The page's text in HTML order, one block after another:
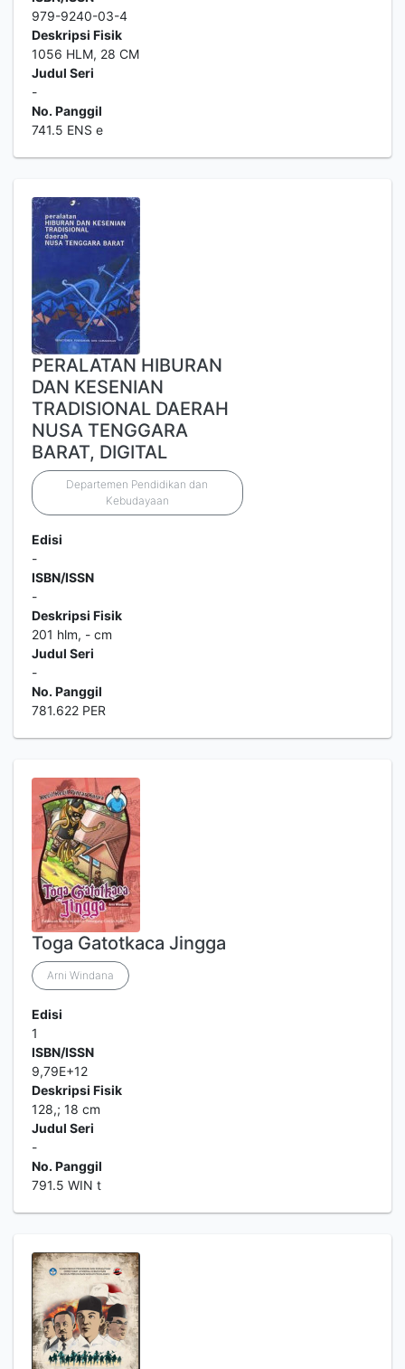
979-9240-03-4
Deskripsi Fisik
1056 HLM, 28 CM
Judul Seri
-
No. Panggil
741.5 ENS e
PERALATAN HIBURAN
DAN KESENIAN
TRADISIONAL DAERAH
NUSA TENGGARA
BARAT, DIGITAL
Departemen Pendidikan dan
Kebudayaan
Edisi
-
ISBN/ISSN
-
Deskripsi Fisik
201 hlm, - cm
Judul Seri
-
No. Panggil
781.622 PER
Toga Gatotkaca Jingga
Arni Windana
Edisi
1
ISBN/ISSN
9,79E+12
Deskripsi Fisik
128,; 18 cm
Judul Seri
-
No. Panggil
791.5 WIN t